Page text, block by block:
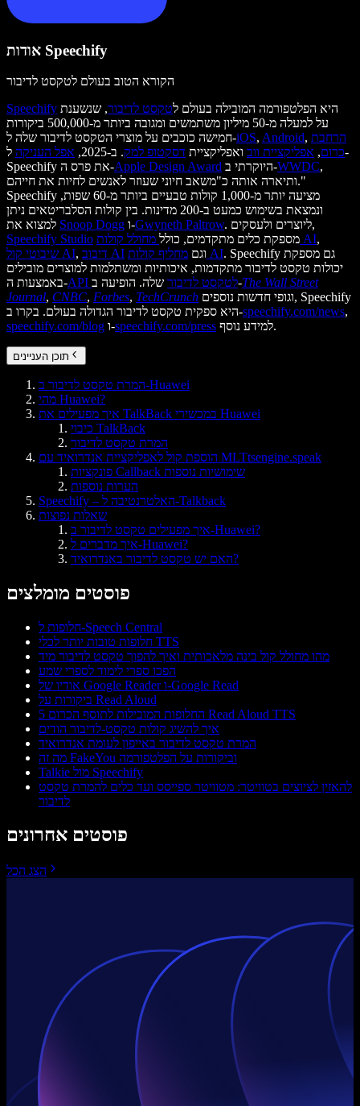
אודות Speechify
הקורא הטוב בעולם לטקסט לדיבור
Speechify
היא הפלטפורמה המובילה בעולם לטקסט לדיבור, שנשענת
על למעלה מ-50 מיליון משתמשים ומגובה ביותר מ-500,000 ביקורות
חמישה כוכבים על מוצרי הטקסט לדיבור שלה ל-iOS, Android, הרחבת
כרום, אפליקציית ווב ואפליקציית דסקטופ למק. ב-2025, אפל העניקה ל-
Speechify את פרס ה-Apple Design Award היוקרתי ב-WWDC,
ותיארה אותה כ"משאב חיוני שעוזר לאנשים לחיות את חייהם."
Speechify מציעה יותר מ-1,000 קולות טבעיים ביותר מ-60 שפות,
ונמצאת בשימוש כמעט ב-200 מדינות. בין קולות הסלבריטאים ניתן
Snoop Dogg ו-Gwyneth Paltrow
. ליוצרים ולעסקים,
Speechify Studio
מספקת כלים מתקדמים, כולל מחולל קולות AI,
שיבוטי קול AI, דיבוב AI וגם מחליף קולות AI. Speechify גם מספקת
יכולות טקסט לדיבור מתקדמות, איכותיות ומשתלמות למוצרים מובילים
באמצעות ה-
API לטקסט לדיבורשלה. הופיעה ב-The Wall Street
Journal, CNBC, Forbes, TechCrunch
היא ספקית טקסט לדיבור הגדולה בעולם. בקרו ב-speechify.com/news,
speechify.com/blog ו-speechify.com/press למידע נוסף.
תוכן העניינים
המרת טקסט לדיבור ב-Huawei
מהי Huawei?
איך מפעילים את TalkBack במכשירי Huawei
כיבוי TalkBack
המרת טקסט לדיבור
הוספת קול לאפליקציית אנדרואיד עם MLTtsengine.speak
פונקציות Callback שימושיות נוספות
הערות נוספות
Speechify – האלטרנטיבה ל-Talkback
שאלות נפוצות
איך מפעילים טקסט לדיבור ב-Huawei?
איך מדברים ל-Huawei?
האם יש טקסט לדיבור באנדרואיד?
פוסטים מומלצים
חלופות ל-Speech Central
חלופות טובות יותר לכלי TTS
מהו מחולל קול בינה מלאכותית ואיך להפוך טקסט לדיבור מיד
הפכו ספרי לימוד לספרי שמע
אודיו של Google Reader ו-Google Read
ביקורות על Read Aloud
5 החלופות המובילות לתוסף הכרום Read Aloud TTS
איך להשיג קולות טקסט‑לדיבור הודים
המרת טקסט לדיבור באייפון לעומת אנדרואיד
מה זה FakeYou וביקורות על הפלטפורמה
Talkie מול Speechify
להאזין לציוצים בטוויטר: מטוויטר ספייסס ועד כלים להמרת טקסט
לדיבור
פוסטים אחרונים
הצג הכל